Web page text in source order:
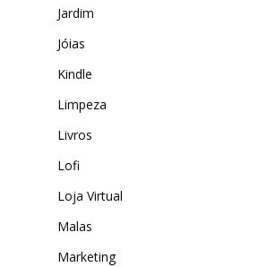
Jardim
Jóias
Kindle
Limpeza
Livros
Lofi
Loja Virtual
Malas
Marketing